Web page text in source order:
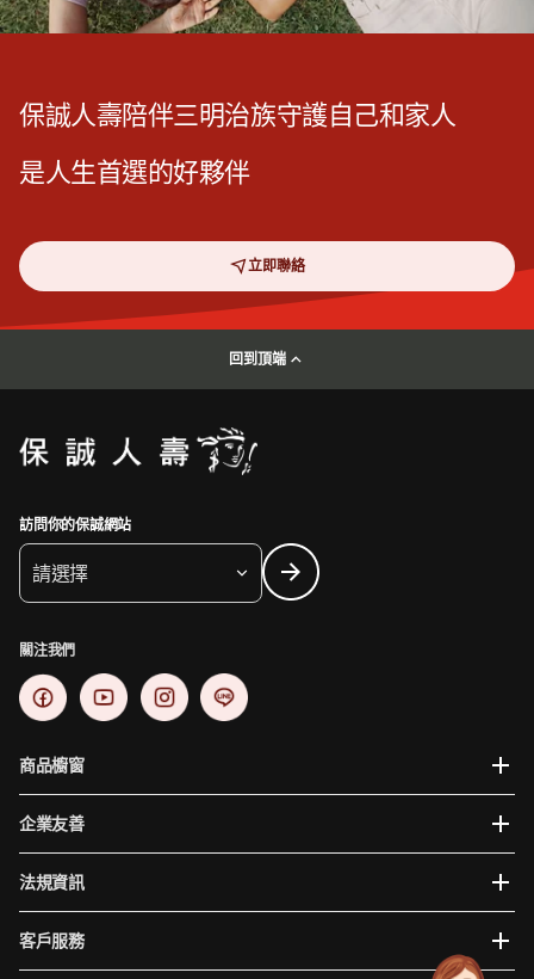
保誠人壽陪伴三明治族守護自己和家人
是人生首選的好夥伴
立即聯絡
回到頂端
訪問你的保誠網站
請選擇
關注我們
商品櫥窗
企業友善
法規資訊
客戶服務